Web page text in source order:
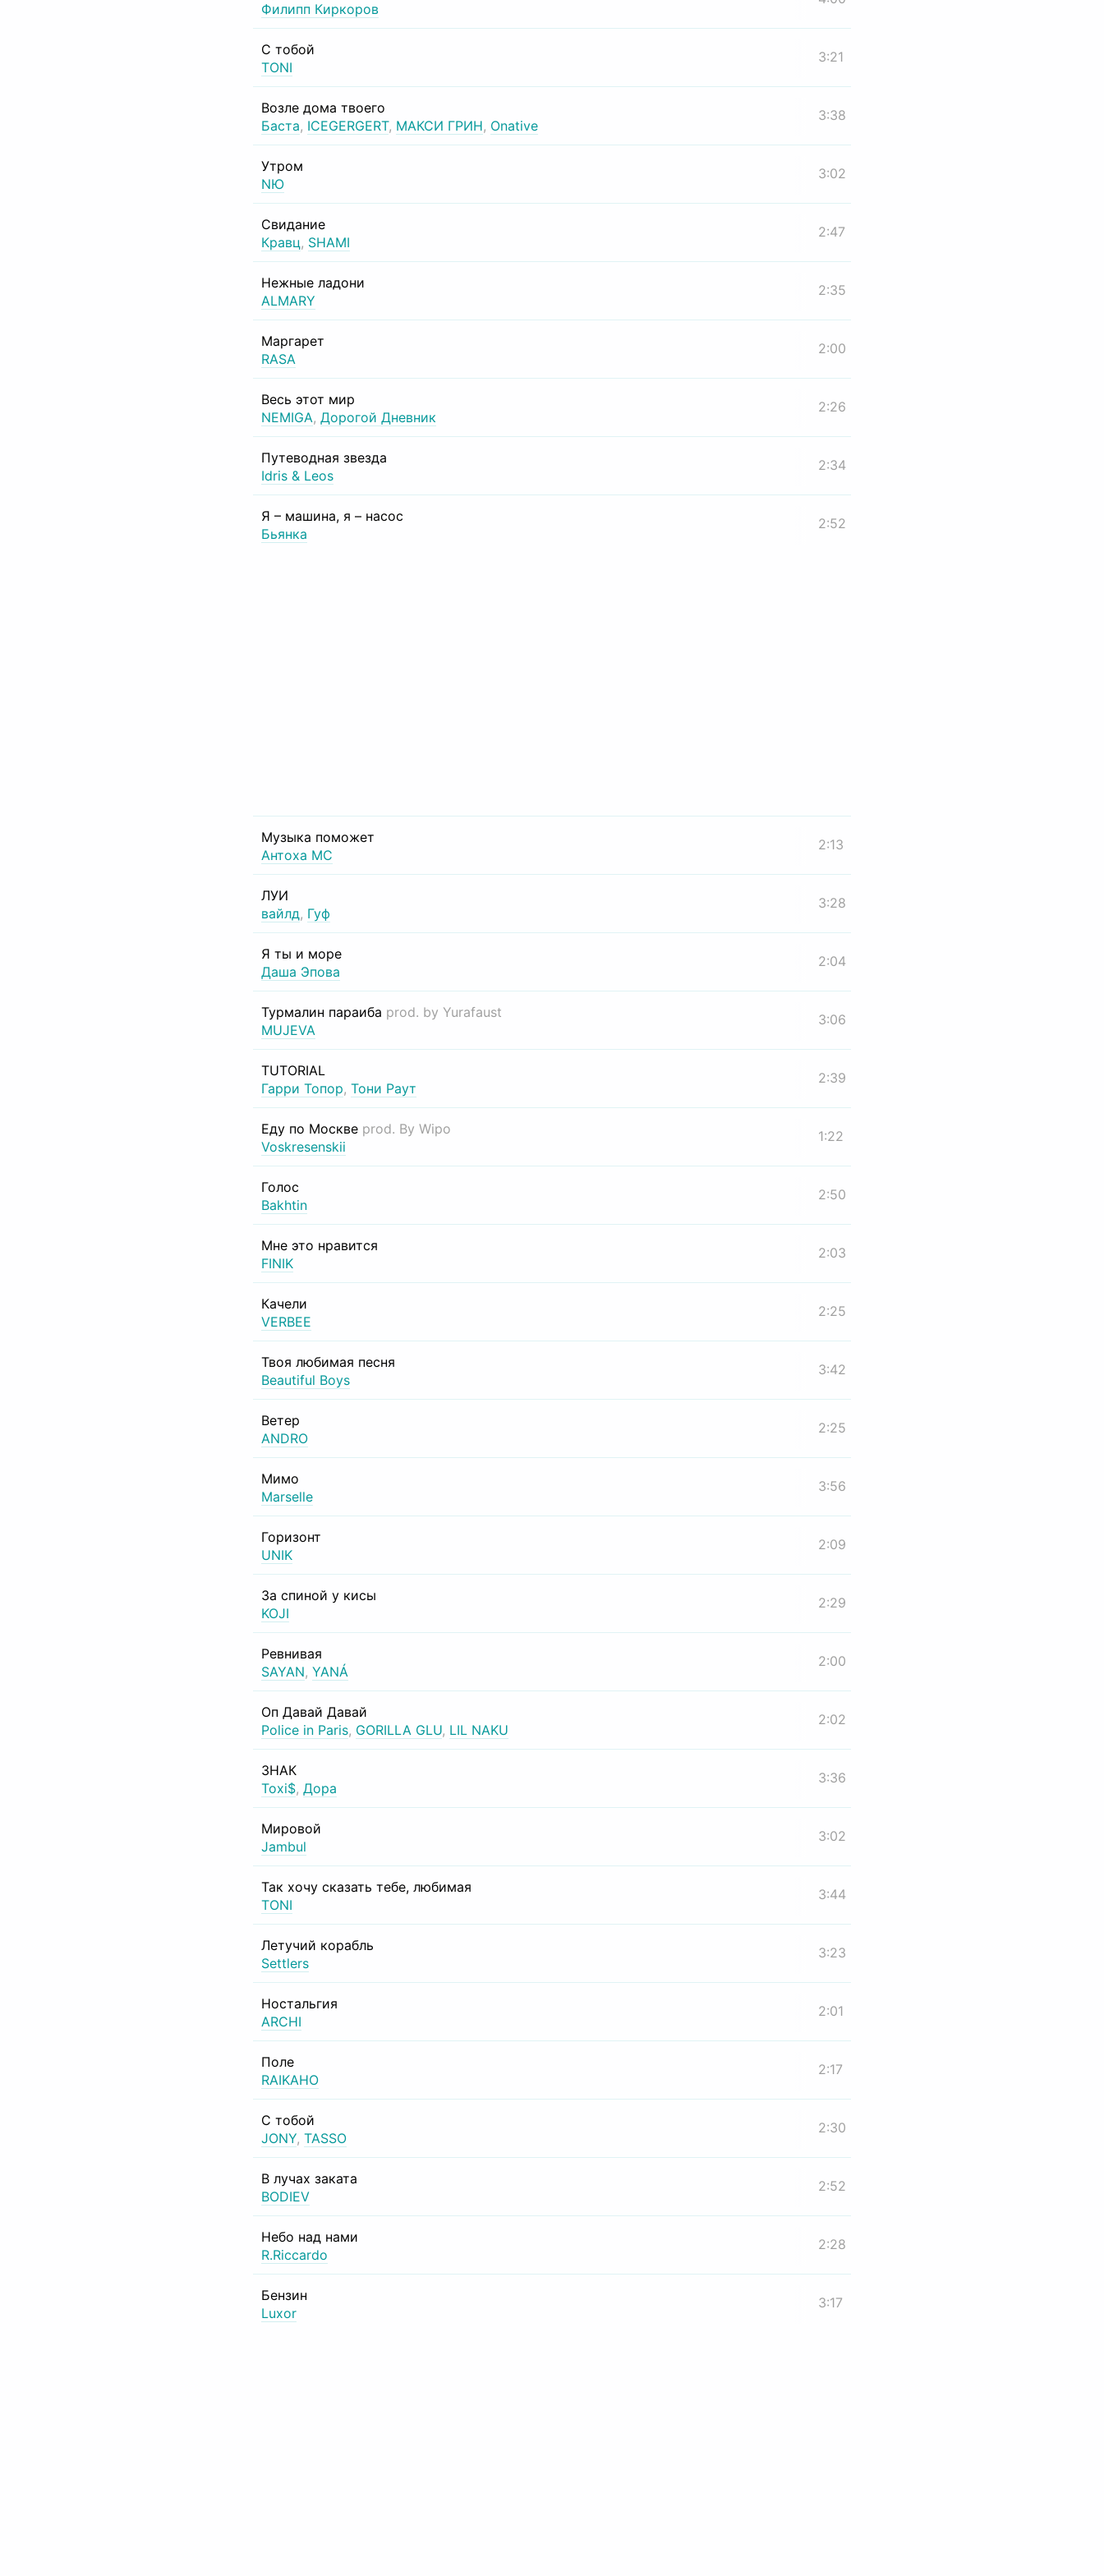
Филипп Киркоров
С тобой
TONI
3:21
Возле дома твоего
Баста, ICEGERGERT, МАКСИ ГРИН, Onative
3:38
Утром
NЮ
3:02
Свидание
Кравц, SHAMI
2:47
Нежные ладони
ALMARY
2:35
Маргарет
RASA
2:00
Весь этот мир
NEMIGA, Дорогой Дневник
2:26
Путеводная звезда
Idris & Leos
2:34
Я – машина, я – насос
Бьянка
2:52
Музыка поможет
Антоха МС
2:13
ЛУИ
вайлд, Гуф
3:28
Я ты и море
Даша Эпова
2:04
Турмалин параиба prod. by Yurafaust
MUJEVA
3:06
TUTORIAL
Гарри Топор, Тони Раут
2:39
Еду по Москве prod. By Wipo
Voskresenskii
1:22
Голос
Bakhtin
2:50
Мне это нравится
FINIK
2:03
Качели
VERBEE
2:25
Твоя любимая песня
Beautiful Boys
3:42
Ветер
ANDRO
2:25
Мимо
Marselle
3:56
Горизонт
UNIK
2:09
За спиной у кисы
KOJI
2:29
Ревнивая
SAYAN, YANÁ
2:00
Оп Давай Давай
Police in Paris, GORILLA GLU, LIL NAKU
2:02
ЗНАК
Toxi$, Дора
3:36
Мировой
Jambul
3:02
Так хочу сказать тебе, любимая
TONI
3:44
Летучий корабль
Settlers
3:23
Ностальгия
ARCHI
2:01
Поле
RAIKAHO
2:17
С тобой
JONY, TASSO
2:30
В лучах заката
BODIEV
2:52
Небо над нами
R.Riccardo
2:28
Бензин
Luxor
3:17